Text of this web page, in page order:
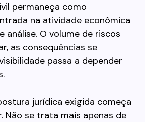
permaneça como
na atividade econômica
análise. O volume de riscos
as consequências se
passa a depender
jurídica exigida começa
Não se trata mais apenas de